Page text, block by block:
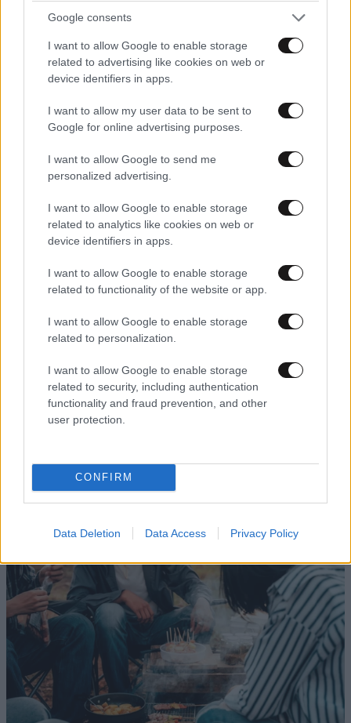
Google consents
I want to allow Google to enable storage
related to advertising like cookies on web or
device identifiers in apps.
I want to allow my user data to be sent to
Google for online advertising purposes.
I want to allow Google to send me
personalized advertising.
I want to allow Google to enable storage
related to analytics like cookies on web or
device identifiers in apps.
I want to allow Google to enable storage
related to functionality of the website or app.
I want to allow Google to enable storage
related to personalization.
I want to allow Google to enable storage
related to security, including authentication
functionality and fraud prevention, and other
user protection.
CONFIRM
Data Deletion Data Access Privacy Policy